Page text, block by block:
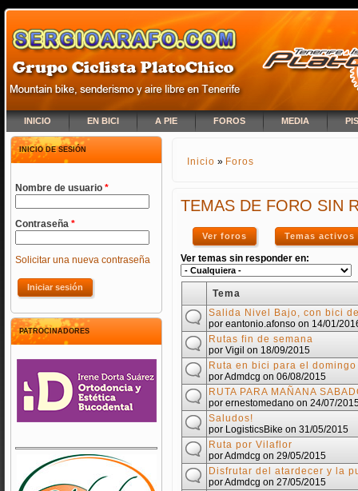
INICIO EN BICI A PIE FOROS MEDIA
INICIO DE SESIÓN
Nombre de usuario *
Contraseña *
Solicitar una nueva contraseña
PATROCINADORES
SE ENCUENTRA USTED
Inicio » Foros
TEMAS DE FORO SIN
Ver foros Temas activos
Ver temas sin responder en:
Tema
Salida Nivel Bajo, con bici
por eantonio.afonso on 14/01/
Rutas fin de semana
por Vigil on 18/09/2015
Ruta en bici para el
porAdmdcg on 06/08/2015
RUTA PARA MAÑANA
por ernestomedano on 24/07/
Saludos!
por LogisticsBike on 31/05/2015
Ruta por Vilaflor
porAdmdcg on 29/05/2015
Disfrutar del atardecer y la
porAdmdcg on 27/05/2015